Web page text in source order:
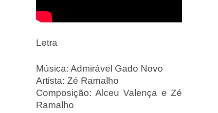
Letra
Música: Admirável Gado Novo
Artista: Zé Ramalho
Composição: Alceu Valença e Zé
Ramalho